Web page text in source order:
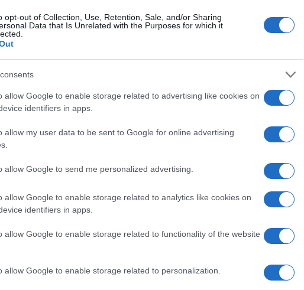
opt-out of Collection, Use, Retention, Sale, and/or Sharing
Data that Is Unrelated with the Purposes for which it
allow Google to enable storage related to advertising like cookies on
identifiers in apps.
allow my user data to be sent to Google for online advertising
allow Google to send me personalized advertising.
allow Google to enable storage related to analytics like cookies on
identifiers in apps.
allow Google to enable storage related to functionality of the website
allow Google to enable storage related to personalization.
(nosotros usamos caléndula)
fideos con espiral, pelador en juliana o cuchillo
sartén grande. Agrega el apio, la zanahoria,
a fuego alto para que se ablanden y
y sofríe durante 2 min más.